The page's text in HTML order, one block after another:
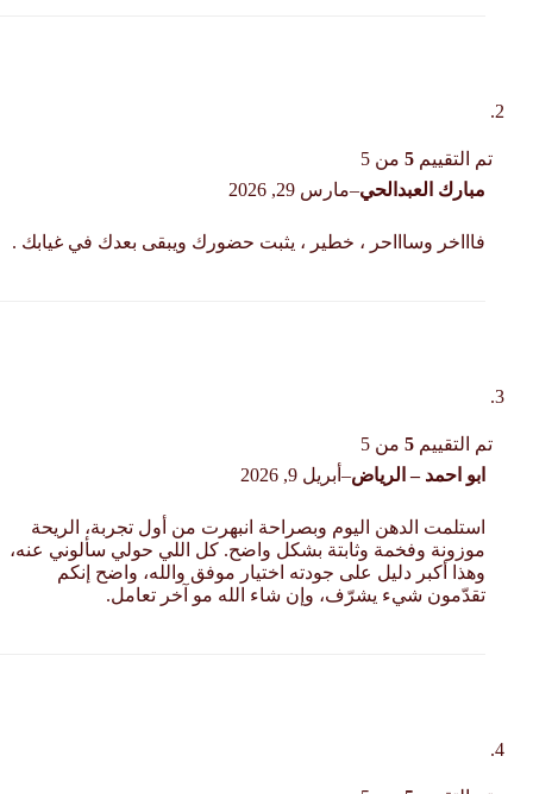
تم التقييم 5من 5
مبارك العبدالحي–مارس 29, 2026
فاااخر وساااحر ، خطير ، يثبت حضورك ويبقى بعدك في غيابك .
تم التقييم 5من 5
ابو احمد – الرياض– أبريل 9, 2026
استلمت الدهن اليوم وبصراحة انبهرت من أول تجربة، الريحة
موزونة وفخمة وثابتة بشكل واضح. كل اللي حولي سألوني عنه،
وهذا أكبر دليل على جودته اختيار موفق والله، واضح إنكم
تقدّمون شيء يشرّف، وإن شاء الله مو آخر تعامل.